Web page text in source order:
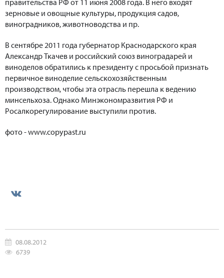
правительства РФ от 11 июня 2008 года. В него входят
зерновые и овощные культуры, продукция садов,
виноградников, животноводства и пр.
В сентябре 2011 года губернатор Краснодарского края
Александр Ткачев и российский союз виноградарей и
виноделов обратились к президенту с просьбой признать
первичное виноделие сельскохозяйственным
производством, чтобы эта отрасль перешла к ведению
минсельхоза. Однако Минэкономразвития РФ и
Росалкорегулирование выступили против.
фото - www.copypast.ru
08.08.2012
6739